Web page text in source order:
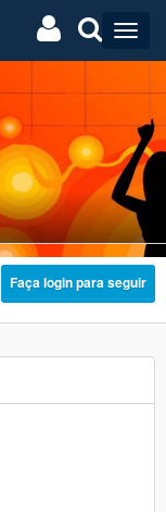
Faça login para seguir